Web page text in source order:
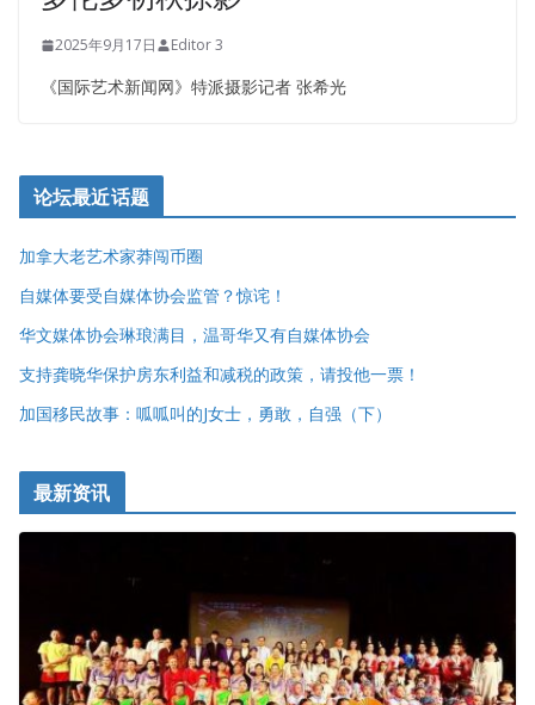
2025年9月17日 Editor 3
《国际艺术新闻网》特派摄影记者 张希光
论坛最近话题
加拿大老艺术家莽闯币圈
自媒体要受自媒体协会监管？惊诧！
华文媒体协会琳琅满目，温哥华又有自媒体协会
支持龚晓华保护房东利益和减税的政策，请投他一票！
加国移民故事：呱呱叫的J女士，勇敢，自强（下）
最新资讯